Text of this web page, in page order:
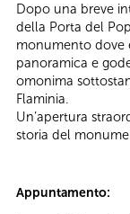
Dopo una breve
della Porta del
monumento dove
panoramica e
omonima
Flaminia.
Un’apertura
storia del
Appuntamento: